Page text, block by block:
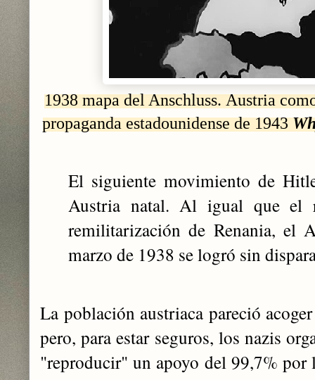
1938 mapa del Anschluss.Austria
propaganda estadounidense de 1943
El siguiente movimiento de
Austria natal. Al igual que el
remilitarización de Renania, el
marzo de 1938 se logró sin
La población austriaca pareció
pero, para estar seguros, los nazis
"reproducir" un apoyo del 99,7% por